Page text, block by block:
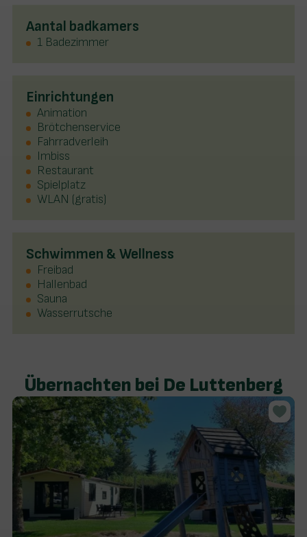
Aantal badkamers
1 Badezimmer
Einrichtungen
Animation
Brötchenservice
Fahrradverleih
Imbiss
Restaurant
Spielplatz
WLAN (gratis)
Schwimmen & Wellness
Freibad
Hallenbad
Sauna
Wasserrutsche
Übernachten bei De Luttenberg